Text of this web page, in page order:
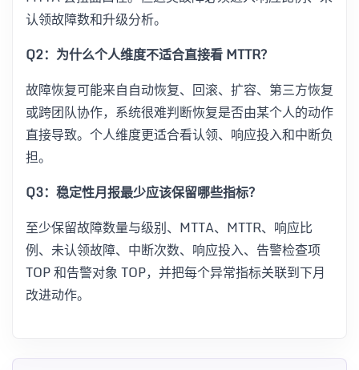
认领故障数和升级分析。
Q2：为什么个人维度不适合直接看 MTTR？
故障恢复可能来自自动恢复、回滚、扩容、第三方恢复
或跨团队协作，系统很难判断恢复是否由某个人的动作
直接导致。个人维度更适合看认领、响应投入和中断负
担。
Q3：稳定性月报最少应该保留哪些指标？
至少保留故障数量与级别、MTTA、MTTR、响应比
例、未认领故障、中断次数、响应投入、告警检查项
TOP 和告警对象 TOP，并把每个异常指标关联到下月
改进动作。